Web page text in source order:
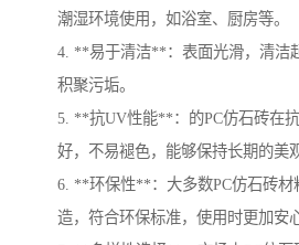
潮湿环境使用，如浴室、厨房等。
4. **易于清洁**：表面光滑，清洁
积聚污垢。
5. **抗UV性能**：的PC仿石砖在
好，不易褪色，能够保持长期的美
6. **环保性**：大多数PC仿石砖材
造，符合环保标准，使用时更加安